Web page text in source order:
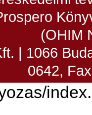
(OHIM
| 1066
0642,